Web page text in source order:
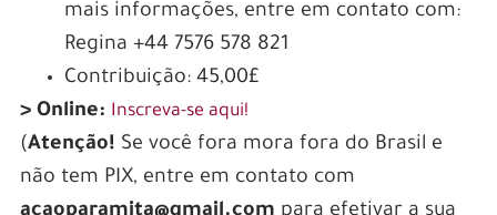
mais informações, entre em contato com:
Regina +44 7576 578 821‬
Contribuição: 45,00£
> Online: Inscreva-se aqui!
(Atenção! Se você fora mora fora do Brasil e
não tem PIX, entre em contato com